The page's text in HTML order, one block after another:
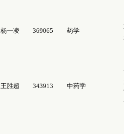
杨一凌 369065 药学
王胜超 343913 中药学